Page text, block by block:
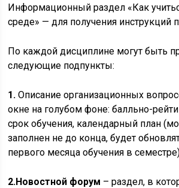
Информационный раздел «Как
среде» — для получения инструкций
По каждой дисциплине могут быть
следующие подпункты:
1. Описание организационных
окне на голубом фоне: балльно-
срок обучения, календарный план
заполнен не до конца, будет
первого месяца обучения в
2.Новостной форум – раздел, в